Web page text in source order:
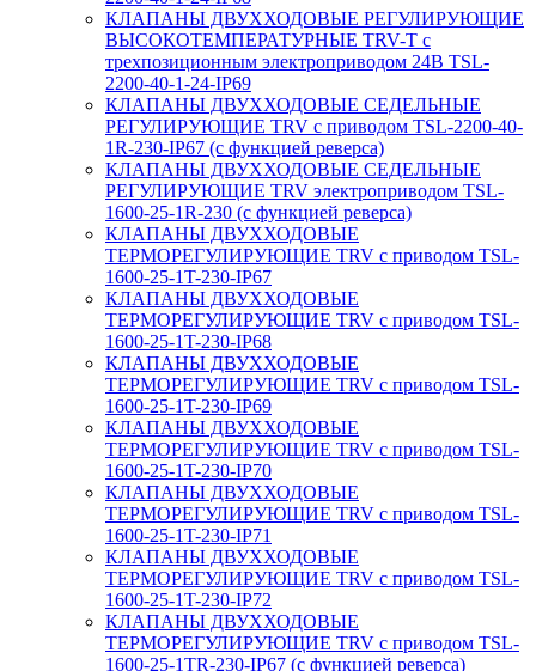
КЛАПАНЫ ДВУХХОДОВЫЕ РЕГУЛИРУЮЩИЕ
ВЫСОКОТЕМПЕРАТУРНЫЕ TRV-T с
трехпозиционным электроприводом 24В TSL-
2200-40-1-24-IP69
КЛАПАНЫ ДВУХХОДОВЫЕ СЕДЕЛЬНЫЕ
РЕГУЛИРУЮЩИЕ TRV с приводом TSL-2200-40-
1R-230-IP67 (с функцией реверса)
КЛАПАНЫ ДВУХХОДОВЫЕ СЕДЕЛЬНЫЕ
РЕГУЛИРУЮЩИЕ TRV электроприводом TSL-
1600-25-1R-230 (с функцией реверса)
КЛАПАНЫ ДВУХХОДОВЫЕ
ТЕРМОРЕГУЛИРУЮЩИЕ TRV с приводом TSL-
1600-25-1T-230-IP67
КЛАПАНЫ ДВУХХОДОВЫЕ
ТЕРМОРЕГУЛИРУЮЩИЕ TRV с приводом TSL-
1600-25-1T-230-IP68
КЛАПАНЫ ДВУХХОДОВЫЕ
ТЕРМОРЕГУЛИРУЮЩИЕ TRV с приводом TSL-
1600-25-1T-230-IP69
КЛАПАНЫ ДВУХХОДОВЫЕ
ТЕРМОРЕГУЛИРУЮЩИЕ TRV с приводом TSL-
1600-25-1T-230-IP70
КЛАПАНЫ ДВУХХОДОВЫЕ
ТЕРМОРЕГУЛИРУЮЩИЕ TRV с приводом TSL-
1600-25-1T-230-IP71
КЛАПАНЫ ДВУХХОДОВЫЕ
ТЕРМОРЕГУЛИРУЮЩИЕ TRV с приводом TSL-
1600-25-1T-230-IP72
КЛАПАНЫ ДВУХХОДОВЫЕ
ТЕРМОРЕГУЛИРУЮЩИЕ TRV с приводом TSL-
1600-25-1TR-230-IP67 (с функцией реверса)